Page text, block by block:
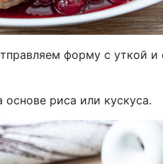
форму с уткой
риса или кускуса.